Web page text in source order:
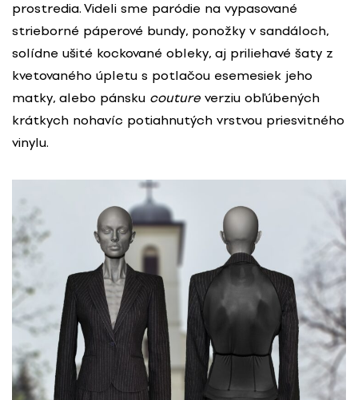
prostredia. Videli sme paródie na vypasované
strieborné páperové bundy, ponožky v sandáloch,
solídne ušité kockované obleky, aj priliehavé šaty z
kvetovaného úpletu s potlačou esemesiek jeho
matky, alebo pánsku couture verziu obľúbených
krátkych nohavíc potiahnutých vrstvou priesvitného
vinylu.